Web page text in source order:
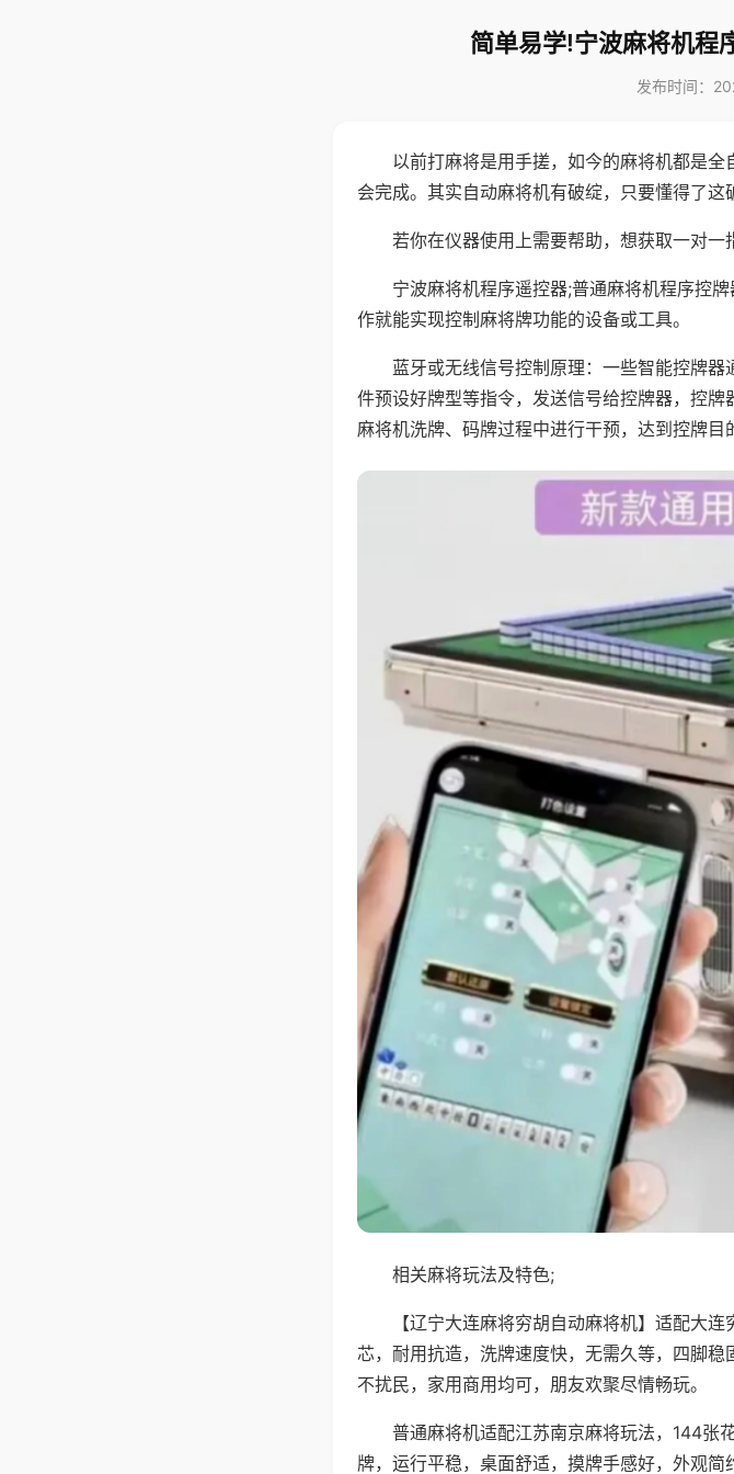
简单易学!宁波麻将机程
发布时间：
以前打麻将是用手搓，如今的麻将机都是
会完成。其实自动麻将机有破绽，只要懂得了这
若你在仪器使用上需要帮助，想获取一对一
宁波麻将机程序遥控器;普通麻将机程序控
作就能实现控制麻将牌功能的设备或工具。
蓝牙或无线信号控制原理：一些智能控牌
件预设好牌型等指令，发送信号给控牌器，控
麻将机洗牌、码牌过程中进行干预，达到控牌目
相关麻将玩法及特色;
【辽宁大连麻将穷胡自动麻将机】适配大
芯，耐用抗造，洗牌速度快，无需久等，四脚
不扰民，家用商用均可，朋友欢聚尽情畅玩。
普通麻将机适配江苏南京麻将玩法，144张
牌，运行平稳，桌面舒适，摸牌手感好，外观